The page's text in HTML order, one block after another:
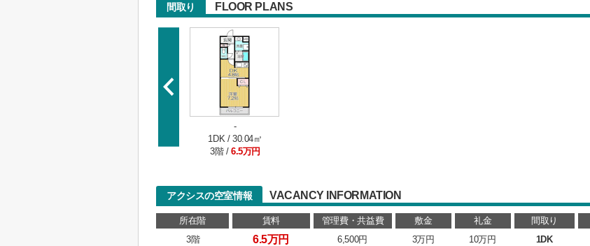
間取り FLOOR PLANS
-
1DK / 30.04㎡
3階 / 6.5万円
アクシスの空室情報 VACANCY INFORMATION
所在階 賃料 管理費・共益費 敷金 礼金 間取り
3階
6.5万円 6,500円 3万円 10万円 1DK